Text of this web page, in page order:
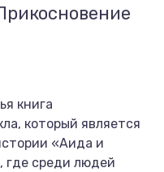
книга
который является
«Аида и
среди людей